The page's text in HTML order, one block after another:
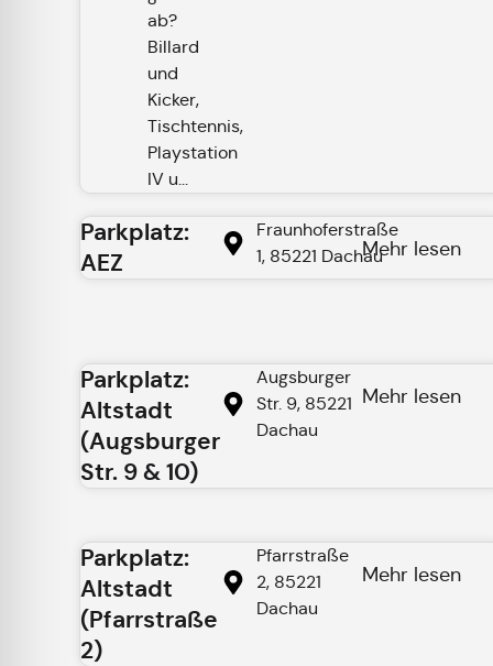
ab?
Billard
und
Kicker,
Tischtennis,
Playstation
IV u...
Parkplatz:
AEZ
Fraunhoferstraße
1, 85221 DachauMehr lesen
Parkplatz:
Altstadt
(Augsburger
Str. 9 & 10)
Augsburger
Str. 9, 85221
Dachau
Mehr lesen
Parkplatz:
Altstadt
(Pfarrstraße
2)
Pfarrstraße
2, 85221
Dachau
Mehr lesen